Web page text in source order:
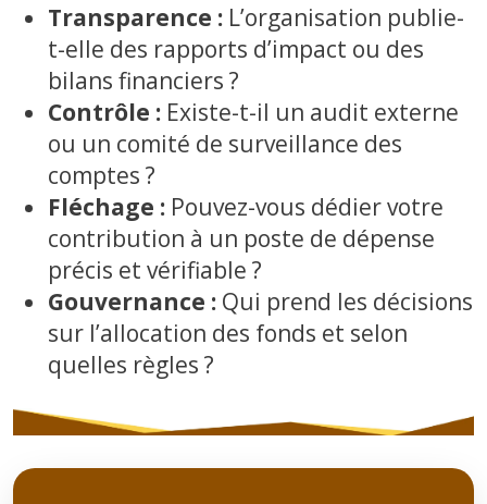
Transparence : L’organisation publie-
t-elle des rapports d’impact ou des
bilans financiers ?
Contrôle : Existe-t-il un audit externe
ou un comité de surveillance des
comptes ?
Fléchage : Pouvez-vous dédier votre
contribution à un poste de dépense
précis et vérifiable ?
Gouvernance : Qui prend les décisions
sur l’allocation des fonds et selon
quelles règles ?